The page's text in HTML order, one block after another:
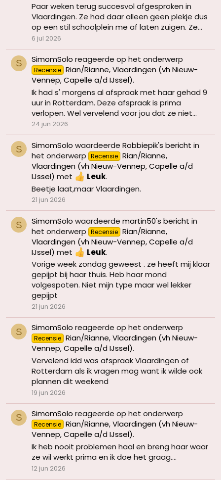
Paar weken terug succesvol afgesproken in
Vlaardingen. Ze had daar alleen geen plekje dus
op een stil schoolplein me af laten zuigen. Ze...
6 jul 2026
S SimomSolo reageerde op het onderwerp
Recensie Rian/Rianne, Vlaardingen (vh Nieuw-
Vennep, Capelle a/d IJssel).
Ik had s' morgens al afspraak met haar gehad 9
uur in Rotterdam. Deze afspraak is prima
verlopen. Wel vervelend voor jou dat ze niet...
24 jun 2026
S SimomSolo waardeerde Robbiepik's bericht in
het onderwerp Recensie Rian/Rianne,
Vlaardingen (vh Nieuw-Vennep, Capelle a/d
IJssel) met Leuk.
Beetje laat,maar Vlaardingen.
21 jun 2026
S SimomSolo waardeerde martin50's bericht in
het onderwerp Recensie Rian/Rianne,
Vlaardingen (vh Nieuw-Vennep, Capelle a/d
IJssel) met Leuk.
Vorige week zondag geweest . ze heeft mij klaar
gepijpt bij haar thuis. Heb haar mond
volgespoten. Niet mijn type maar wel lekker
gepijpt
21 jun 2026
S SimomSolo reageerde op het onderwerp
Recensie Rian/Rianne, Vlaardingen (vh Nieuw-
Vennep, Capelle a/d IJssel).
Vervelend idd was afspraak Vlaardingen of
Rotterdam als ik vragen mag want ik wilde ook
plannen dit weekend
19 jun 2026
S SimomSolo reageerde op het onderwerp
Recensie Rian/Rianne, Vlaardingen (vh Nieuw-
Vennep, Capelle a/d IJssel).
Ik heb nooit problemen haal en breng haar waar
ze wil werkt prima en ik doe het graag....
12 jun 2026